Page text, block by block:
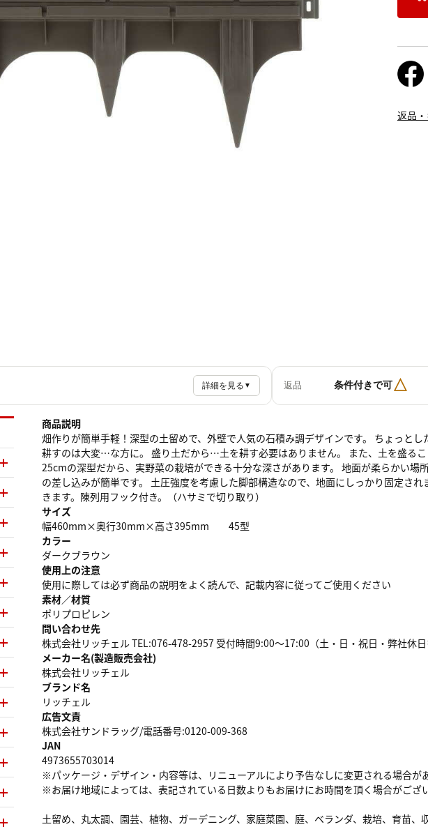
返品
詳細を見る ▼ 返品 条件付きで可△
商品説明
畑作りが簡単手軽！深型の土留めで、外壁で人気の石積み調デザインです。 ちょっと
耕すのは大変…な方に。 盛り土だから…土を耕す必要はありません。 また、土を盛る
25cmの深型だから、実野菜の栽培ができる十分な深さがあります。 地面が柔らかい場
の差し込みが簡単です。 土圧強度を考慮した脚部構造なので、地面にしっかり固定さ
きます。陳列用フック付き。（ハサミで切り取り）
サイズ
幅460mm×奥行30mm×高さ395mm 45型
カラー
ダークブラウン
使用上の注意
使用に際しては必ず商品の説明をよく読んで、記載内容に従ってご使用ください
素材／材質
ポリプロピレン
問い合わせ先
株式会社リッチェル TEL:076-478-2957 受付時間9:00～17:00（土・日・祝日・弊社休日
メーカー名(製造販売会社)
株式会社リッチェル
ブランド名
リッチェル
広告文責
株式会社サンドラッグ/電話番号:0120-009-368
JAN
4973655703014
※パッケージ・デザイン・内容等は、リニューアルにより予告なしに変更される場合が
※お届け地域によっては、表記されている日数よりもお届けにお時間を頂く場合がござい
土留め、丸太調、園芸、植物、ガーデニング、家庭菜園、庭、ベランダ、栽培、育苗